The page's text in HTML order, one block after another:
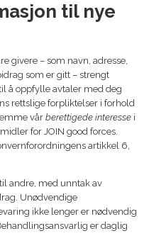
til nye
givere – som navn, adresse,
som er gitt – strengt
å oppfylle avtaler med deg
rettslige forpliktelser i forhold
vår berettigede interesse i
for JOIN good forces.
artikkel 6,
andre, med unntak av
Unødvendige
ikke lenger er nødvendig
er daglig